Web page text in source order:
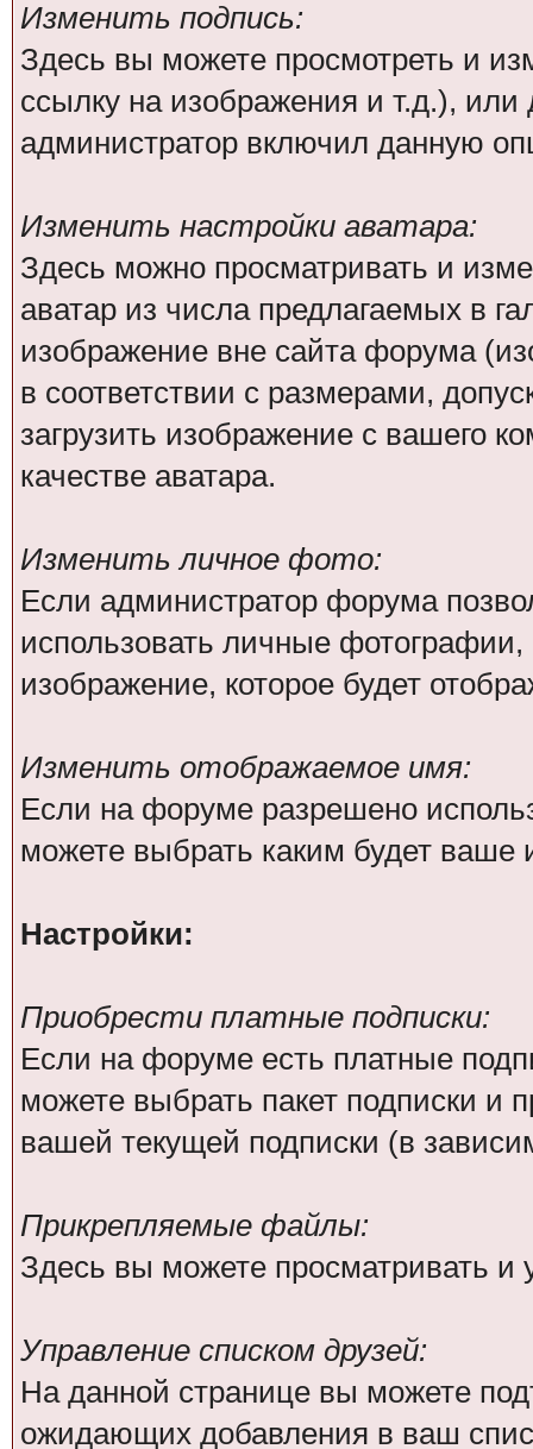
Изменить подпись:
Здесь вы можете просмотреть и
ссылку на изображения и т.д.),
администратор включил данную
Изменить настройки аватара:
Здесь можно просматривать и
аватар из числа предлагаемых в
изображение вне сайта форума
в соответствии с размерами,
загрузить изображение с вашего
качестве аватара.
Изменить личное фото:
Если администратор форума
использовать личные
изображение, которое будет
Изменить отображаемое имя:
Если на форуме разрешено
можете выбрать каким будет
Настройки:
Приобрести платные подписки:
Если на форуме есть платные
можете выбрать пакет подписки и
вашей текущей подписки (в
Прикрепляемые файлы:
Здесь вы можете просматривать
Управление списком друзей:
На данной странице вы можете
ожидающих добавления в ваш